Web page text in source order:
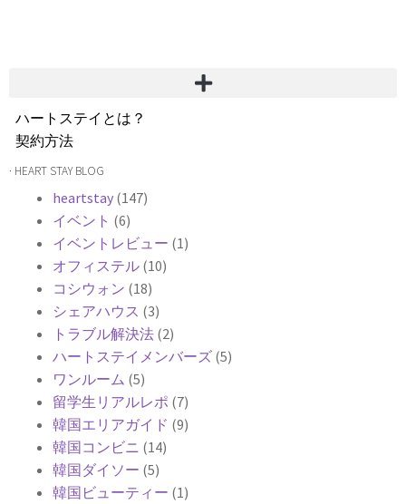
ハートステイとは？
契約方法
韓国不動産情報
よくある質問
Heartee
· HEART STAY BLOG
heartstay (147)
イベント (6)
イベントレビュー (1)
オフィステル (10)
コシウォン (18)
シェアハウス (3)
トラブル解決法 (2)
ハートステイメンバーズ (5)
ワンルーム (5)
留学生リアルレポ (7)
韓国エリアガイド (9)
韓国コンビニ (14)
韓国ダイソー (5)
韓国ビューティー (1)